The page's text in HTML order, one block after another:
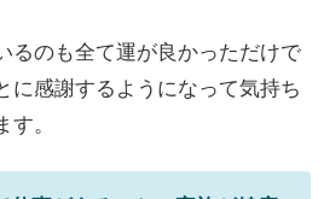
るのも全て運が良かっただけで
に感謝するようになって気持ち
。